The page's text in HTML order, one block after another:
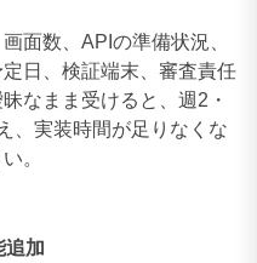
面数、APIの準備状況、
日、検証端末、審査責任
なまま受けると、週2・
、実装時間が足りなくな
。
追加